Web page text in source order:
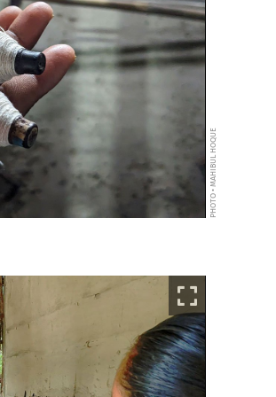
PHOTO • MAHIBUL HOQUE